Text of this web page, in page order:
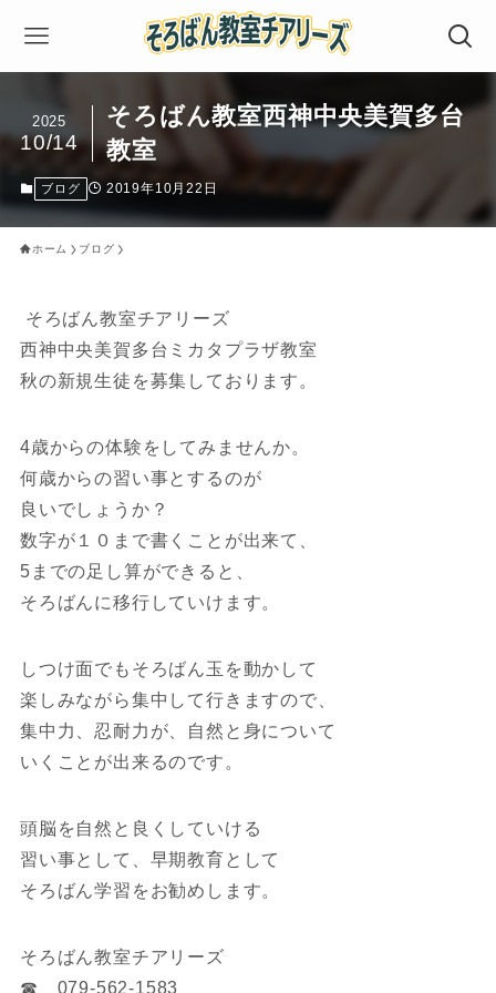
そろばん教室西神中央美賀多台
教室
2025
10/14
ブログ 2019年10月22日
ホーム ブログ
そろばん教室チアリーズ
西神中央美賀多台ミカタプラザ教室
秋の新規生徒を募集しております。
4歳からの体験をしてみませんか。
何歳からの習い事とするのが
良いでしょうか？
数字が１０まで書くことが出来て、
5までの足し算ができると、
そろばんに移行していけます。
しつけ面でもそろばん玉を動かして
楽しみながら集中して行きますので、
集中力、忍耐力が、自然と身について
いくことが出来るのです。
頭脳を自然と良くしていける
習い事として、早期教育として
そろばん学習をお勧めします。
そろばん教室チアリーズ
☎ 079-562-1583